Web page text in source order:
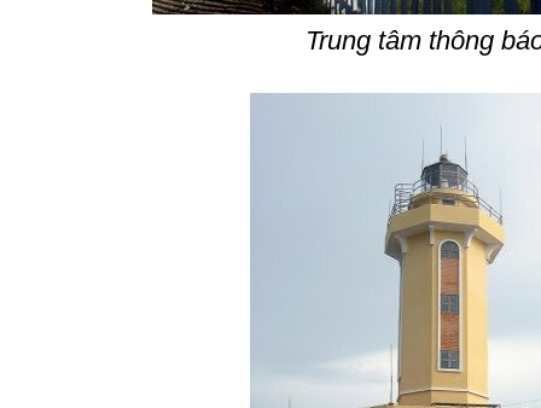
Trung tâm thông